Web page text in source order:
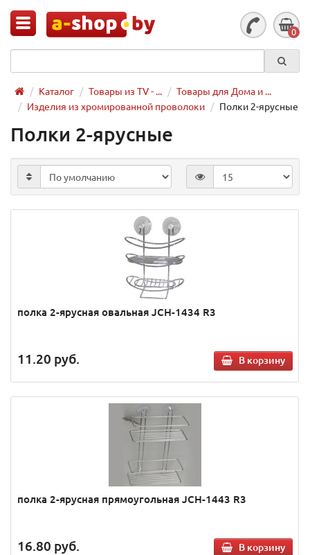
0
Каталог Товары из TV - ...
Товары для Дома и ...
Изделия из хромированной проволоки
Полки 2-ярусные
Полки 2-ярусные
полка 2-ярусная овальная JCH-1434 R3
11.20 руб. В корзину
полка 2-ярусная прямоугольная JCH-1443 R3
16.80 руб. В корзину